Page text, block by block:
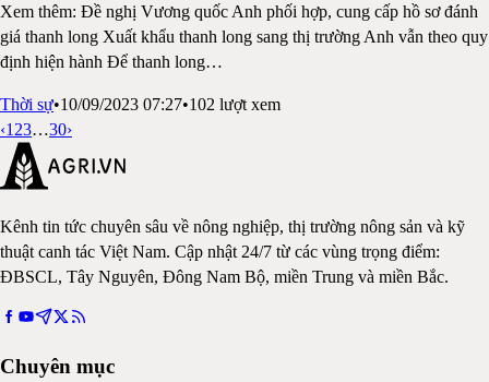
Xem thêm: Đề nghị Vương quốc Anh phối hợp, cung cấp hồ sơ đánh
giá thanh long Xuất khẩu thanh long sang thị trường Anh vẫn theo quy
định hiện hành Để thanh long…
Thời sự•10/09/2023 07:27•102 lượt xem
‹1 23…30›
Kênh tin tức chuyên sâu về nông nghiệp, thị trường nông sản và kỹ
thuật canh tác Việt Nam. Cập nhật 24/7 từ các vùng trọng điểm:
ĐBSCL, Tây Nguyên, Đông Nam Bộ, miền Trung và miền Bắc.
Chuyên mục